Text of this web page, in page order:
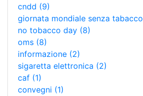
cndd (9)
giornata mondiale senza tabacco
no tobacco day (8)
oms (8)
informazione (2)
sigaretta elettronica (2)
caf (1)
convegni (1)